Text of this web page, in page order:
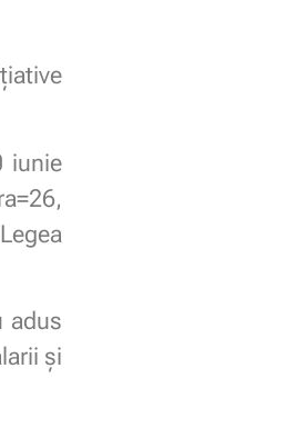
iunie
adus
și